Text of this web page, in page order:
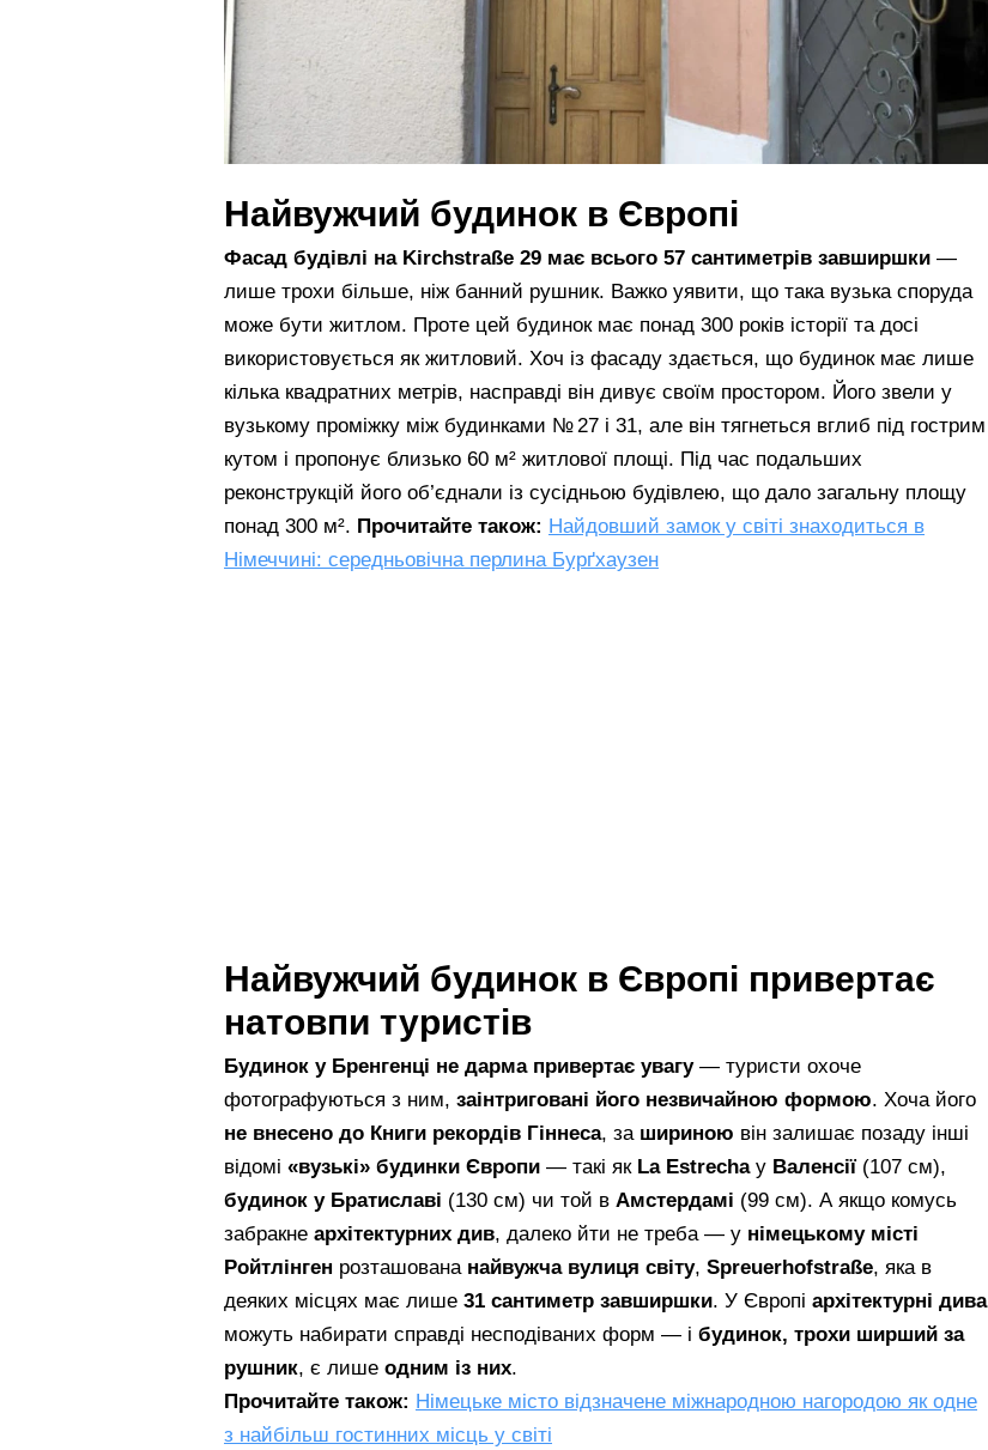
Найвужчий будинок в Європі
Фасад будівлі на Kirchstraße 29 має всього 57 сантиметрів завширшки —
лише трохи більше, ніж банний рушник. Важко уявити, що така вузька споруда
може бути житлом. Проте цей будинок має понад 300 років історії та досі
використовується як житловий. Хоч із фасаду здається, що будинок має лише
кілька квадратних метрів, насправді він дивує своїм простором. Його звели у
вузькому проміжку між будинками № 27 і 31, але він тягнеться вглиб під гострим
кутом і пропонує близько 60 м² житлової площі. Під час подальших
реконструкцій його об’єднали із сусідньою будівлею, що дало загальну площу
понад 300 м². Прочитайте також: Найдовший замок у світі знаходиться в
Німеччині: середньовічна перлина Бурґхаузен
Найвужчий будинок в Європі привертає
натовпи туристів
Будинок у Бренгенці не дарма привертає увагу— туристи охоче
фотографуються з ним, заінтриговані його незвичайною формою. Хоча його
не внесено до Книги рекордів Гіннеса, за шириною він залишає позаду інші
відомі «вузькі» будинки Європи — такі як La Estrechaу Валенсії (107 см),
будинок у Братиславі (130 см) чи той в Амстердамі (99 см). А якщо комусь
забракне архітектурних див, далеко йти не треба — у німецькому місті
Ройтлінген розташована найвужча вулиця світу, Spreuerhofstraße, яка в
деяких місцях має лише 31 сантиметр завширшки. У Європі архітектурні дива
можуть набирати справді несподіваних форм — і будинок, трохи ширший за
рушник, є лише одним із них.
Прочитайте також: Німецьке місто відзначене міжнародною нагородою як одне
з найбільш гостинних місць у світі